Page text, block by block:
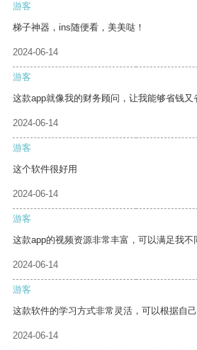
游客
梯子神器，ins随便看，美美哒！
2024-06-14
游客
这款app就像我的财务顾问，让我能够省钱又
2024-06-14
游客
这个软件很好用
2024-06-14
游客
这款app的视频资源非常丰富，可以满足我不
2024-06-14
游客
这款软件的学习方式非常灵活，可以根据自
2024-06-14